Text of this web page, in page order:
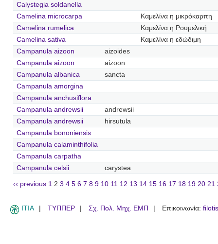
Calystegia soldanella
Camelina microcarpa
Καμελίνα η μικρόκαρπη
Camelina rumelica
Καμελίνα η Ρουμελική
Camelina sativa
Καμελίνα η εδώδιμη
Campanula aizoon
aizoides
Campanula aizoon
aizoon
Campanula albanica
sancta
Campanula amorgina
Campanula anchusiflora
Campanula andrewsii
andrewsii
Campanula andrewsii
hirsutula
Campanula bononiensis
Campanula calaminthifolia
Campanula carpatha
Campanula celsii
carystea
‹‹ previous 1 2 3 4 5 6 7 8 9 10 11 12 13 14 15 16 17 18 19 20 21
ITIA ΤΥΠΠΕΡ Σχ. Πολ. Μηχ. ΕΜΠ Επικοινωνία: